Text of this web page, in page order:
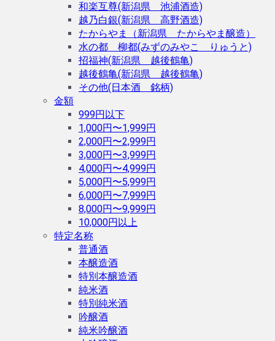
和楽互尊(新潟県 池浦酒造)
越乃白銀(新潟県 高野酒造)
たからやま（新潟県 たからやま醸造）
水の都 柳都(みずのみやこ りゅうと)
招福神(新潟県 越後鶴亀)
越後鶴亀(新潟県 越後鶴亀)
その他(日本酒 銘柄)
金額
999円以下
1,000円〜1,999円
2,000円〜2,999円
3,000円〜3,999円
4,000円〜4,999円
5,000円〜5,999円
6,000円〜7,999円
8,000円〜9,999円
10,000円以上
特定名称
普通酒
本醸造酒
特別本醸造酒
純米酒
特別純米酒
吟醸酒
純米吟醸酒